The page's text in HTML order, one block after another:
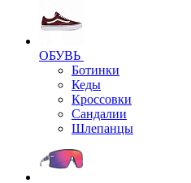
ОБУВЬ
Ботинки
Кеды
Кроссовки
Сандалии
Шлепанцы